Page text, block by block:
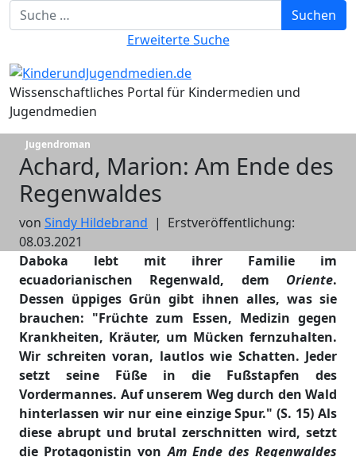
Suchbegriff eingebenSuchen
Erweiterte Suche
Wissenschaftliches Portal für Kindermedien und
Jugendmedien
Jugendroman
Achard, Marion: Am Ende des
Regenwaldes
von Sindy Hildebrand | Erstveröffentlichung:
08.03.2021
Daboka lebt mit ihrer Familie im
ecuadorianischen Regenwald, dem Oriente.
Dessen üppiges Grün gibt ihnen alles, was sie
brauchen: "Früchte zum Essen, Medizin gegen
Krankheiten, Kräuter, um Mücken fernzuhalten.
Wir schreiten voran, lautlos wie Schatten. Jeder
setzt seine Füße in die Fußstapfen des
Vordermannes. Auf unserem Weg durch den Wald
hinterlassen wir nur eine einzige Spur." (S. 15) Als
diese abrupt und brutal zerschnitten wird, setzt
die Protagonistin vonAm Ende des Regenwaldes